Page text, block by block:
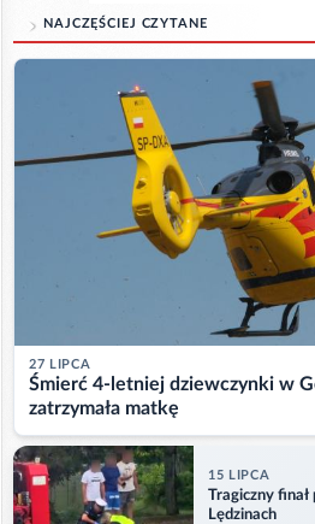
NAJCZĘŚCIEJ CZYTANE
27 LIPCA
Śmierć 4-letniej dziewczynki w
zatrzymała matkę
15 LIPCA
Tragiczny finał
Lędzinach